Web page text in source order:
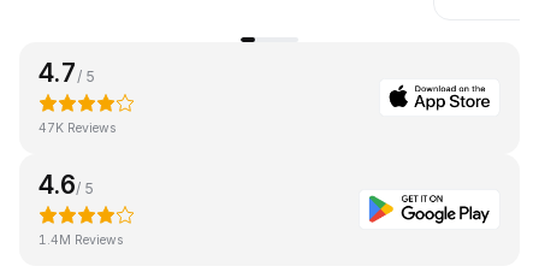
4.7 / 5
47K Reviews
4.6/ 5
1.4M Reviews